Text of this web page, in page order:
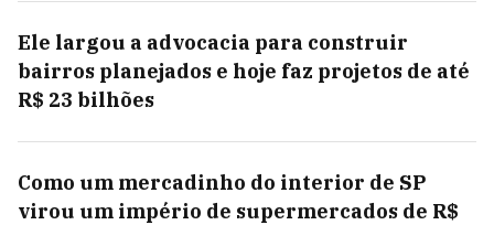
Ele largou a advocacia para construir
bairros planejados e hoje faz projetos de até
R$ 23 bilhões
Como um mercadinho do interior de SP
virou um império de supermercados de R$